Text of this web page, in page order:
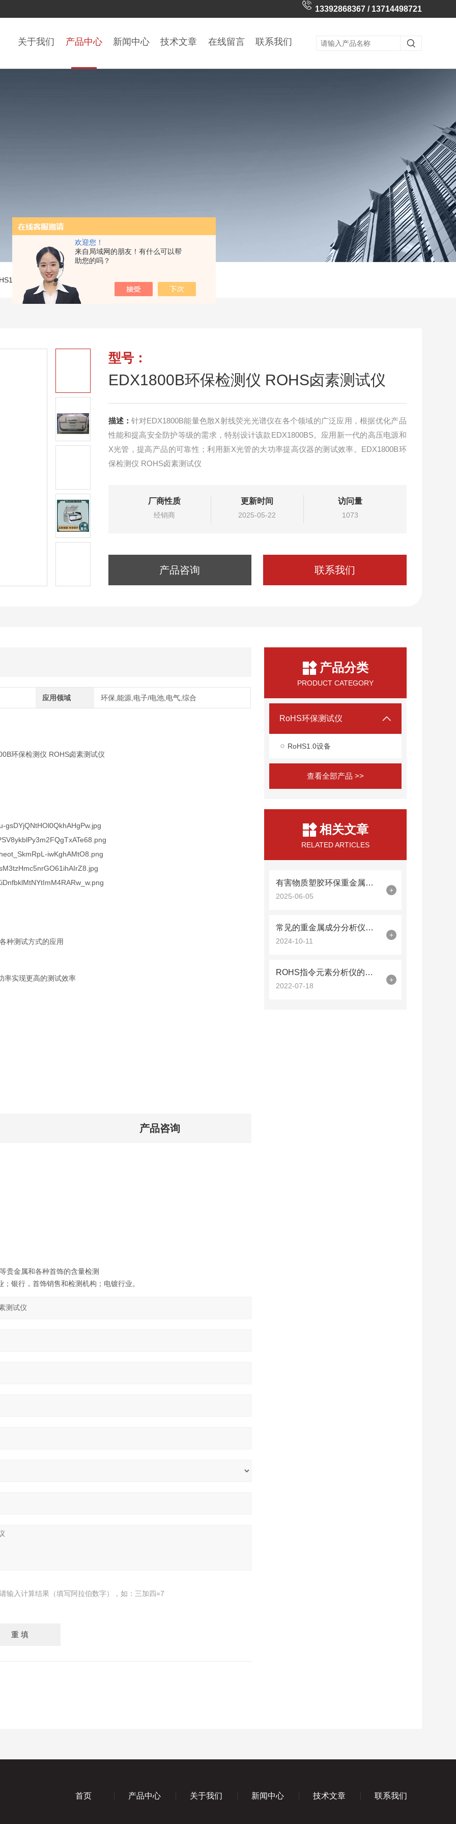
欢迎您！
来自局域网的朋友！有什么可以帮
助您的吗？
13392868367 / 13714498721
关于我们 产品中心 新闻中心 技术文章 在线留言 联系我们
设备 >EDX1800B环保检测仪 ROHS卤素测试仪
型号：
EDX1800B环保检测仪 ROHS卤素测试仪
描述： 针对EDX1800B能量色散X射线荧光光谱仪在各个领域的广泛应用，根据优化产品
性能和提高安全防护等级的需求，特别设计该款EDX1800BS。应用新一代的高压电源和
X光管，提高产品的可靠性；利用新X光管的大功率提高仪器的测试效率。EDX1800B环
保检测仪 ROHS卤素测试仪
厂商性质
经销商
更新时间
2025-05-22
访问量
1073
产品咨询 联系我们
应用领域 环保,能源,电子/电池,电气,综合
种测试方式的应用
率实现更高的测试效率
贵金属和各种首饰的含量检测
银行，首饰销售和检测机构；电镀行业。
产品咨询
请输入计算结果（填写阿拉伯数字），如：三加四=7
产品分类
PRODUCT CATEGORY
RoHS环保测试仪
RoHS1.0设备
查看全部产品 >>
相关文章
RELATED ARTICLES
有害物质塑胶环保重金属测试仪器的技术标准
2025-06-05
+
常见的重金属成分分析仪检测方法及其比较分析
2024-10-11
+
ROHS指令元素分析仪的日常维护主要包括哪些？
2022-07-18
+
首页 产品中心 关于我们 新闻中心 技术文章 联系我们